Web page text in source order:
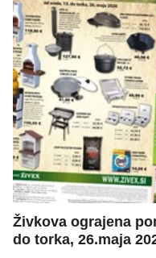
Živkova ograjena
do torka, 26.maja